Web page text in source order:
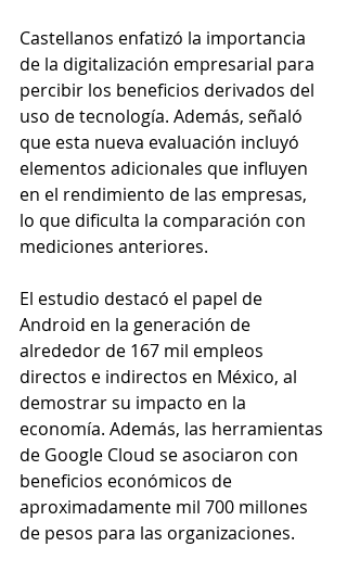
Castellanos enfatizó la importancia
de la digitalización empresarial para
percibir los beneficios derivados del
uso de tecnología. Además, señaló
que esta nueva evaluación incluyó
elementos adicionales que influyen
en el rendimiento de las empresas,
lo que dificulta la comparación con
mediciones anteriores.
El estudio destacó el papel de
Android en la generación de
alrededor de 167 mil empleos
directos e indirectos en México, al
demostrar su impacto en la
economía. Además, las herramientas
de Google Cloud se asociaron con
beneficios económicos de
aproximadamente mil 700 millones
de pesos para las organizaciones.